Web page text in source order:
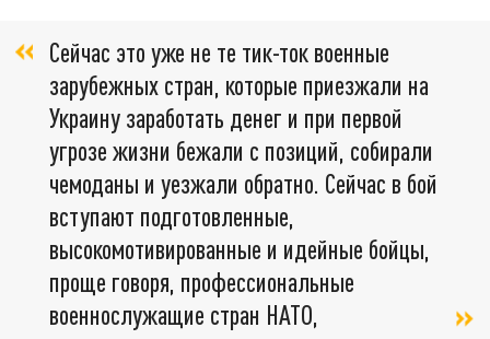
Сейчас это уже не те тик-ток военные
зарубежных стран, которые приезжали на
Украину заработать денег и при первой
угрозе жизни бежали с позиций, собирали
чемоданы и уезжали обратно. Сейчас в бой
вступают подготовленные,
высокомотивированные и идейные бойцы,
проще говоря, профессиональные
военнослужащие стран НАТО,